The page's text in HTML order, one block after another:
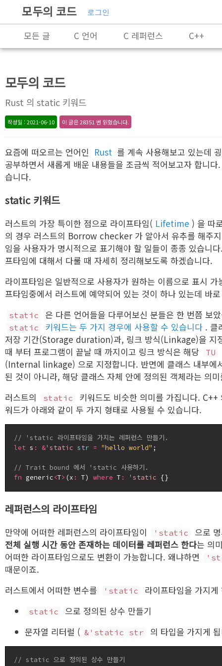
모두의 코드 로그인
모든 글 C 언어 C 레퍼런스
C++
모두의 코드
Rust 의 static 키워드
작성일 : 2021-06-10 이 글은 28351 번 읽혔습니다.
요즘에 떠오르는 언어인 Rust 를 계속 사용해보고 있는데
공부하면서 새롭게 배운 내용들을 조금씩 적어보고자 합니
습니다.
static 키워드
러스트의 가장 특이한 점으로 라이프타임( Lifetime ) 을 따
의 경우 러스트의 Borrow checker 가 알아서 유추를 해주
임을 사용자가 명시적으로 표기해야 할 일들이 종종 있습니
프타임에 대해서 다룰 때 자세히 정리해보도록 하겠습니다.
라이프타임은 일반적으로 사용자가 원하는 이름으로 표시
프타임중에서 러스트에 예약되어 있는 것이 하나 있는데 바
static 은 다른 언어들을 다루어보신 분들은 한 번쯤 보
static 키워드는 두 가지 경우에 사용할 수 있습니다 . 클
저장 기간(Storage duration)과, 링크 방식(Linkage)을 지
때 부터 프로그램이 끝날 때 까지이고 링크 방식은 해당
TU
(Internal linkage) 으로 지정합니다. 반면에 클래스 내부에
된 것이 아니라, 해당 클래스 자체 안에 정의된 객체라는 의
러스트의
static
키워드도 비슷한 의미를 가집니다.
워드가 아래와 같이 두 가지 형태로 사용될 수 있습니다.
// 'static 라이프타임을 가지는 레퍼런스 만들기.
let s : &'static str = "hello world" ;
// Trait bound 에서 'static 사용하기.
fn generic<T> (x : T) where T : 'static
레퍼런스의 라이프타임
만약에 어떠한 레퍼런스의 라이프타임이 'static
으로
전체 실행 시간 동안 존재하는 데이터를 레퍼런스 한다는 의
어떠한 라이프타임으로도 변환이 가능합니다. 왜냐하면
때문이죠.
러스트에서 어떠한 변수를
'static 라이프타임을 가지
static
으로 정의된 상수 만들기
문자열 리터럴 ( &'static str 의 타입을 가지게
// static 으로 정의된 상수 만들기